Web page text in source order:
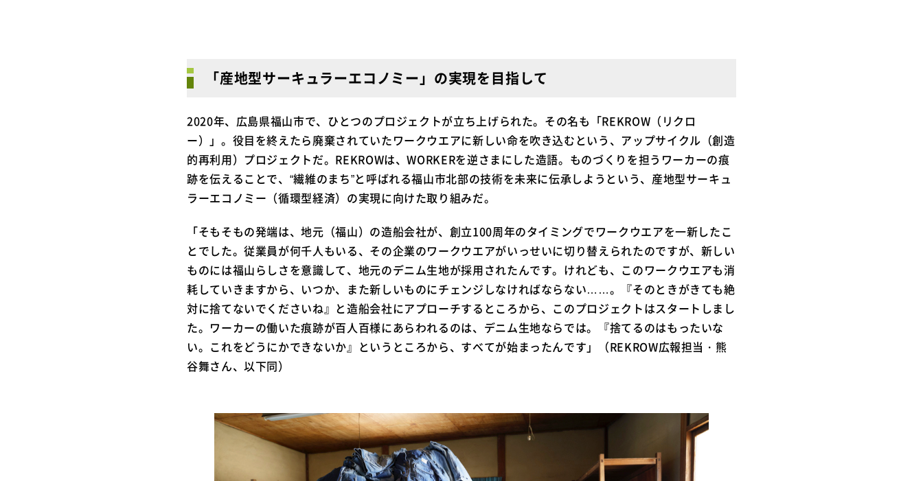
「産地型サーキュラーエコノミー」の実現を目指して
2020年、広島県福山市で、ひとつのプロジェクトが立ち上げられた。その名も「REKROW（リクロ
ー）」。役目を終えたら廃棄されていたワークウエアに新しい命を吹き込むという、アップサイクル（創造
的再利用）プロジェクトだ。REKROWは、WORKERを逆さまにした造語。ものづくりを担うワーカーの痕
跡を伝えることで、“繊維のまち”と呼ばれる福山市北部の技術を未来に伝承しようという、産地型サーキュ
ラーエコノミー（循環型経済）の実現に向けた取り組みだ。
「そもそもの発端は、地元（福山）の造船会社が、創立100周年のタイミングでワークウエアを一新したこ
とでした。従業員が何千人もいる、その企業のワークウエアがいっせいに切り替えられたのですが、新しい
ものには福山らしさを意識して、地元のデニム生地が採用されたんです。けれども、このワークウエアも消
耗していきますから、いつか、また新しいものにチェンジしなければならない……。『そのときがきても絶
対に捨てないでくださいね』と造船会社にアプローチするところから、このプロジェクトはスタートしまし
た。ワーカーの働いた痕跡が百人百様にあらわれるのは、デニム生地ならでは。『捨てるのはもったいな
い。これをどうにかできないか』というところから、すべてが始まったんです」（REKROW広報担当・熊
谷舞さん、以下同）